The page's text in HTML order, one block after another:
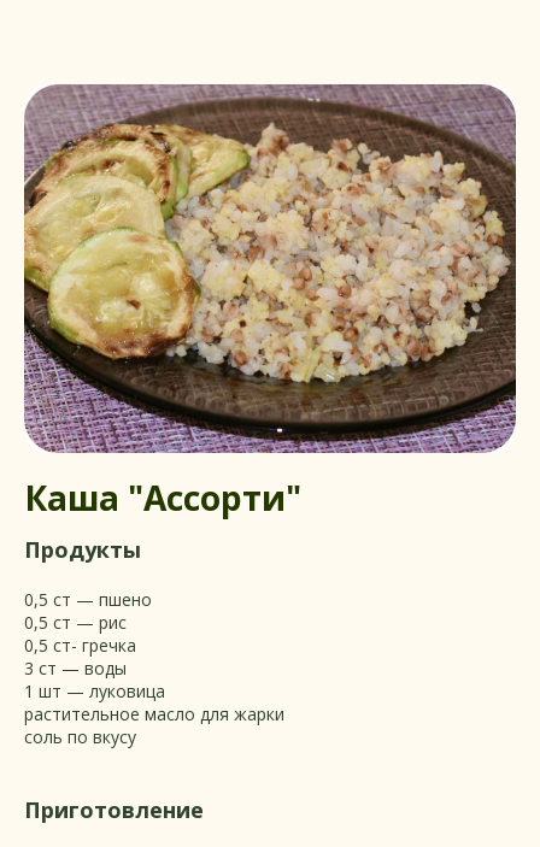
Каша "Ассорти"
Продукты
0,5 ст — пшено
0,5 ст — рис
0,5 ст- гречка
3 ст — воды
1 шт — луковица
растительное масло для жарки
соль по вкусу
Приготовление